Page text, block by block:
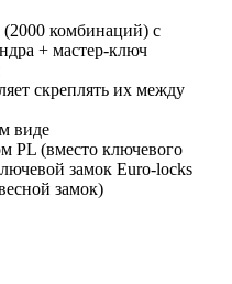
комбинаций) с
+ мастер-ключ
скреплять их между
виде
PL (вместо ключевого
замок Euro-locks
замок)